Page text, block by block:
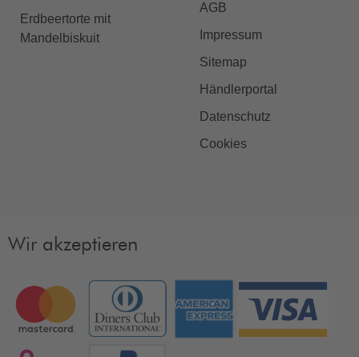
Erdbeertorte mit
Mandelbiskuit
AGB
Impressum
Sitemap
Händlerportal
Datenschutz
Cookies
Wir akzeptieren